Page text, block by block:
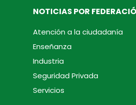
NOTICIAS POR
Atención a la ciudadanía
Enseñanza
Industria
Seguridad Privada
Servicios